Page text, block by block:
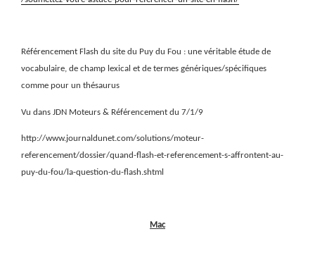
Référencement Flash du site du Puy du Fou : une véritable étude de
vocabulaire, de champ lexical et de termes génériques/spécifiques
comme pour un thésaurus
Vu dans JDN Moteurs & Référencement du 7/1/9
http://www.journaldunet.com/solutions/moteur-
referencement/dossier/quand-flash-et-referencement-s-affrontent-au-
puy-du-fou/la-question-du-flash.shtml
Mac